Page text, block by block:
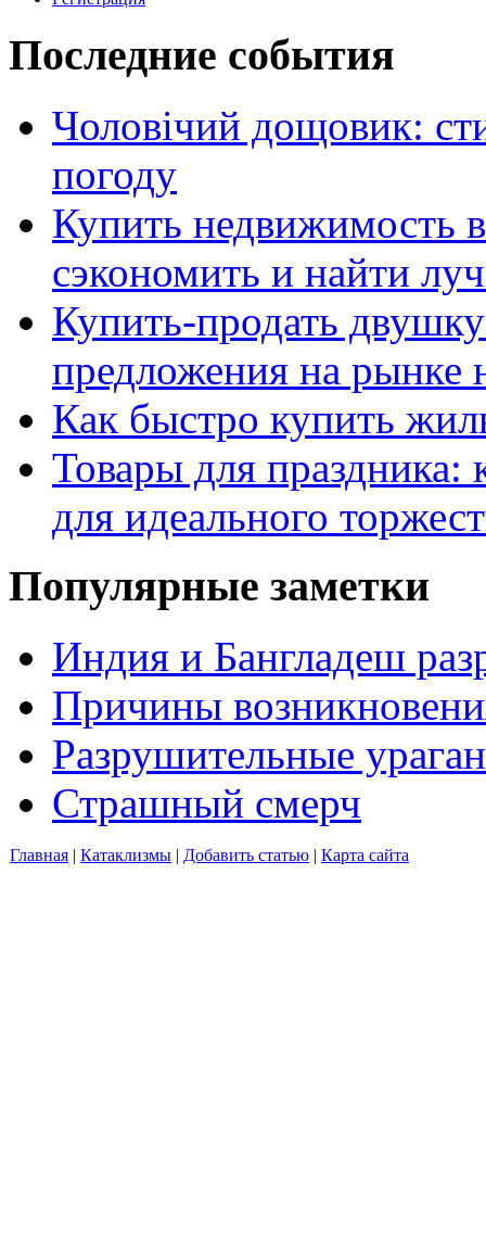
Последние события
Чоловічий дощовик:
погоду
Купить недвижимость
сэкономить и найти
Купить-продать
предложения на рынке
Как быстро купить
Товары для праздника:
для идеального
Популярные заметки
Индия и Бангладеш
Причины
Разрушительные
Страшный смерч
Главная | Катаклизмы | Добавить статью | Карта сайта